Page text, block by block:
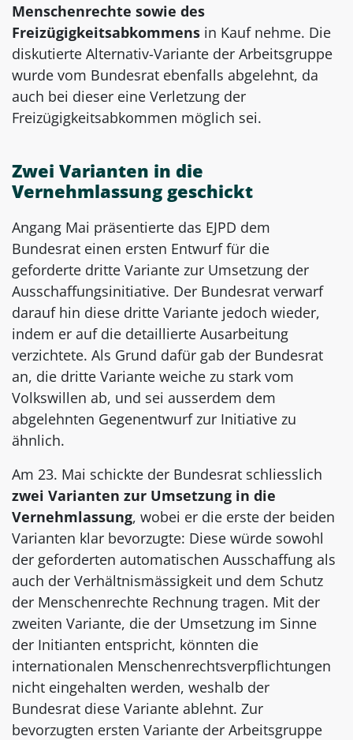
Menschenrechte sowie des
Freizügigkeitsabkommens in Kauf nehme. Die
diskutierte Alternativ-Variante der Arbeitsgruppe
wurde vom Bundesrat ebenfalls abgelehnt, da
auch bei dieser eine Verletzung der
Freizügigkeitsabkommen möglich sei.
Zwei Varianten in die
Vernehmlassung geschickt
Angang Mai präsentierte das EJPD dem
Bundesrat einen ersten Entwurf für die
geforderte dritte Variante zur Umsetzung der
Ausschaffungsinitiative. Der Bundesrat verwarf
darauf hin diese dritte Variante jedoch wieder,
indem er auf die detaillierte Ausarbeitung
verzichtete. Als Grund dafür gab der Bundesrat
an, die dritte Variante weiche zu stark vom
Volkswillen ab, und sei ausserdem dem
abgelehnten Gegenentwurf zur Initiative zu
ähnlich.
Am 23. Mai schickte der Bundesrat schliesslich
zwei Varianten zur Umsetzung in die
Vernehmlassung, wobei er die erste der beiden
Varianten klar bevorzugte: Diese würde sowohl
der geforderten automatischen Ausschaffung als
auch der Verhältnismässigkeit und dem Schutz
der Menschenrechte Rechnung tragen. Mit der
zweiten Variante, die der Umsetzung im Sinne
der Initianten entspricht, könnten die
internationalen Menschenrechtsverpflichtungen
nicht eingehalten werden, weshalb der
Bundesrat diese Variante ablehnt. Zur
bevorzugten ersten Variante der Arbeitsgruppe